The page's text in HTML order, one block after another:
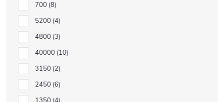
700 8
5200 4
4800 3
40000 10
3150 2
2450 6